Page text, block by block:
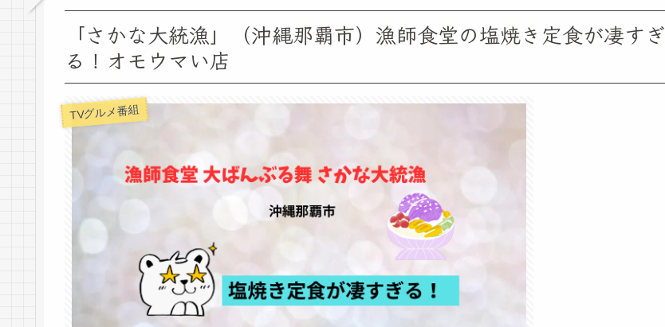
「さかな大統漁」（沖縄那覇市）漁師食堂の塩焼き定食が凄すぎ
る！オモウマい店
TVグルメ番組